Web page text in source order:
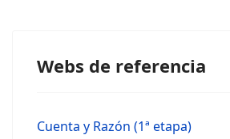
Webs de referencia
Cuenta y Razón (1ª etapa)